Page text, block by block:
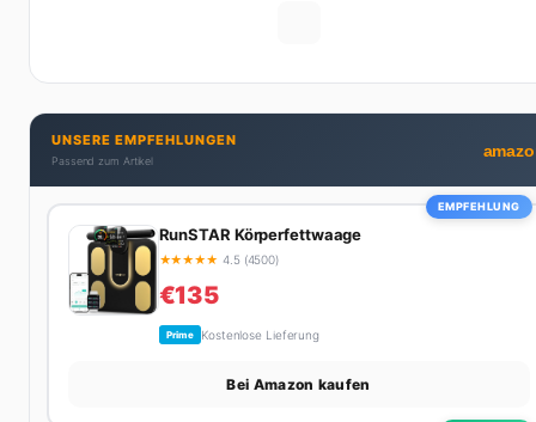
UNSERE EMPFEHLUNGEN
Passend zum Artikel
EMPFEHLUNG
RunSTAR Körperfettwaage
★★★★★ 4.5 (4500)
€135
Prime Kostenlose Lieferung
Bei Amazon kaufen